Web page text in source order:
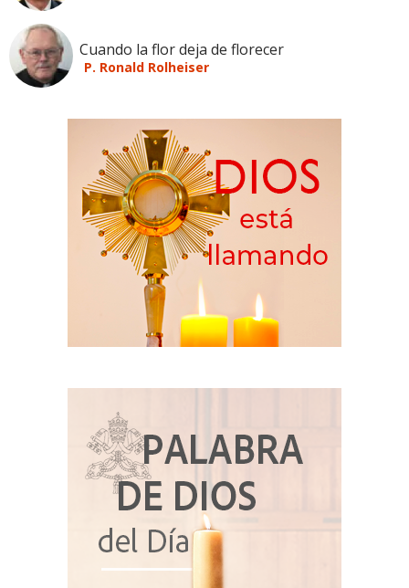
Cuando la flor deja de florecer
P. Ronald Rolheiser